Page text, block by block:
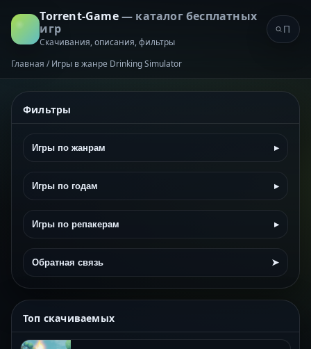
Torrent-Game— каталог бесплатных
игр
Скачивания, описания, фильтры
Главная / Игры в жанре Drinking Simulator
Фильтры
Игры по жанрам ▸
Игры по годам ▸
Игры по репакерам ▸
Обратная связь ➤
Топ скачиваемых